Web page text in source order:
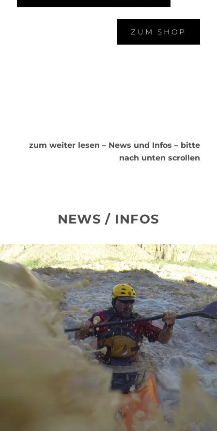
ZUM SHOP
zum weiter lesen – News und Infos – bitte
nach unten scrollen
NEWS / INFOS